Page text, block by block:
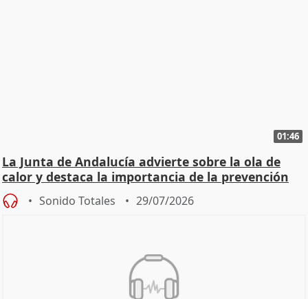
01:46
La Junta de Andalucía advierte sobre la ola de
calor y destaca la importancia de la prevención
Sonido Totales 29/07/2026